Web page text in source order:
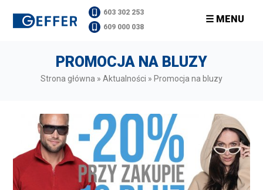
☰ MENU
603 302 253
609 000 038
PROMOCJA NA BLUZY
Strona główna » Aktualności » Promocja na bluzy